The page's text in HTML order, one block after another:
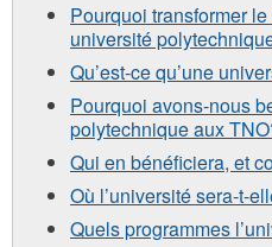
Pourquoi transformer
université
Qu’est-ce qu’une
Pourquoi avons-nous
polytechnique aux
Qui en bénéficiera, et
Où l’université sera-t-
Quels programmes